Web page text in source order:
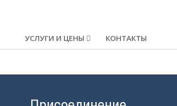
УСЛУГИ И ЦЕНЫ КОНТАКТЫ